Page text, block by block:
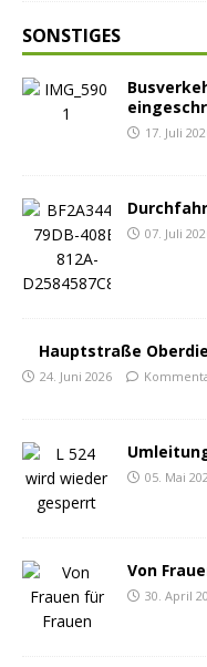
SONSTIGES
17. Juli
07. Juli
Hauptstraße
24. Juni 2026
05. Mai
Von
30. April